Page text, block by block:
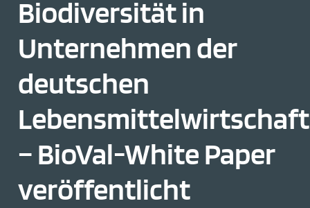
Biodiversität in
Unternehmen der
deutschen
Lebensmittelwirtschaft
– BioVal-White Paper
veröffentlicht